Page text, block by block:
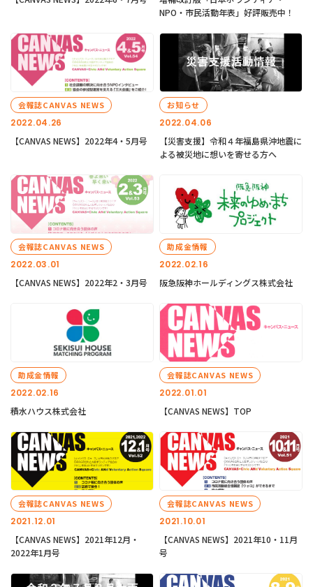
NPO・市民活動年表」好評販売中！
2022.04.26
会報誌CANVAS NEWS
【CANVAS NEWS】2022年4・5月号
2022.04.06
お知らせ
【災害支援】令和４年福島県沖地震に
よる被災地に想いを寄せる方へ
2022.03.01
会報誌CANVAS NEWS
【CANVAS NEWS】2022年2・3月号
2022.02.16
助成金情報
阪急阪神ホールディングス株式会社
2022.02.16
助成金情報
積水ハウス株式会社
2022.01.01
会報誌CANVAS NEWS
【CANVAS NEWS】TOP
2021.12.01
会報誌CANVAS NEWS
【CANVAS NEWS】2021年12月・
2022年1月号
2021.10.01
会報誌CANVAS NEWS
【CANVAS NEWS】2021年10・11月
号